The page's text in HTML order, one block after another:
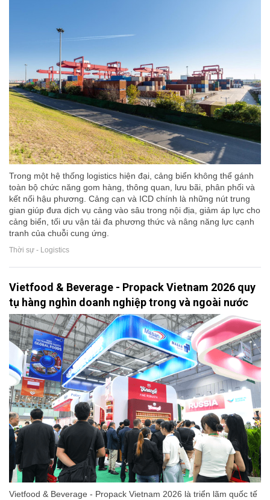
Trong một hệ thống logistics hiện đại, cảng biển không thể gánh
toàn bộ chức năng gom hàng, thông quan, lưu bãi, phân phối và
kết nối hậu phương. Cảng cạn và ICD chính là những nút trung
gian giúp đưa dịch vụ cảng vào sâu trong nội địa, giảm áp lực cho
cảng biển, tối ưu vận tải đa phương thức và nâng năng lực cạnh
tranh của chuỗi cung ứng.
Thời sự - Logistics
Vietfood & Beverage - Propack Vietnam 2026 quy
tụ hàng nghìn doanh nghiệp trong và ngoài nước
Vietfood & Beverage - Propack Vietnam 2026 là triển lãm quốc tế